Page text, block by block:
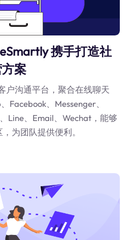
携手打造社
案
户沟通平台，聚合在线聊天
Facebook、Messenger、
Line、Email、Wechat，能够
为团队提供便利。